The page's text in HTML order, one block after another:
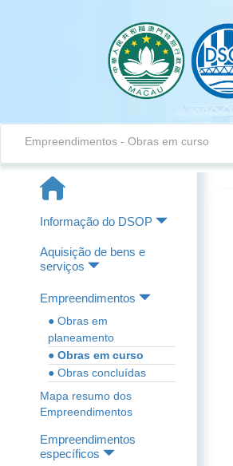
Empreendimentos - Obras em curso
Informação do DSOP
Aquisição de bens e
serviços
Empreendimentos
● Obras em
planeamento
● Obras em curso
● Obras concluídas
Mapa resumo dos
Empreendimentos
Empreendimentos
específicos